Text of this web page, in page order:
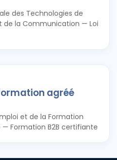
des Technologies de
de la Communication — Loi
agréé
et de la Formation
— Formation B2B certifiante